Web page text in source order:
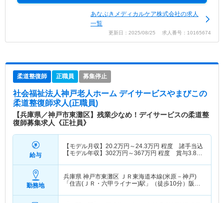
あなぶきメディカルケア株式会社の求人
一覧
更新日：2025/08/25 求人番号：10165674
柔道整復師 正職員 募集停止
社会福祉法人神戸老人ホーム デイサービスやまびこ の
柔道整復師求人(正職員)
【兵庫県／神戸市東灘区】残業少なめ！デイサービスの柔道整
復師募集求人《正社員》
給与
【モデル月収】 20.2万円～24.3万円 程度 諸手当込
【モデル年収】 302万円～367万円 程度 賞与3.8ヵ
勤務地
兵庫県 神戸市東灘区 ＪＲ東海道本線(米原－神戸)
「住吉(ＪＲ・六甲ライナー)駅」（徒歩10分）阪急